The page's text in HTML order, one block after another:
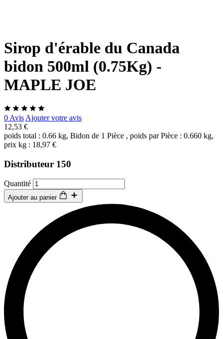
Sirop d'érable du Canada
bidon 500ml (0.75Kg) -
MAPLE JOE
0 Avis Ajouter votre avis
12,53 €
poids total : 0.66 kg, Bidon de 1 Pièce , poids par Pièce : 0.660 kg,
prix kg : 18,97 €
Distributeur 150
Quantité
Ajouter au panier